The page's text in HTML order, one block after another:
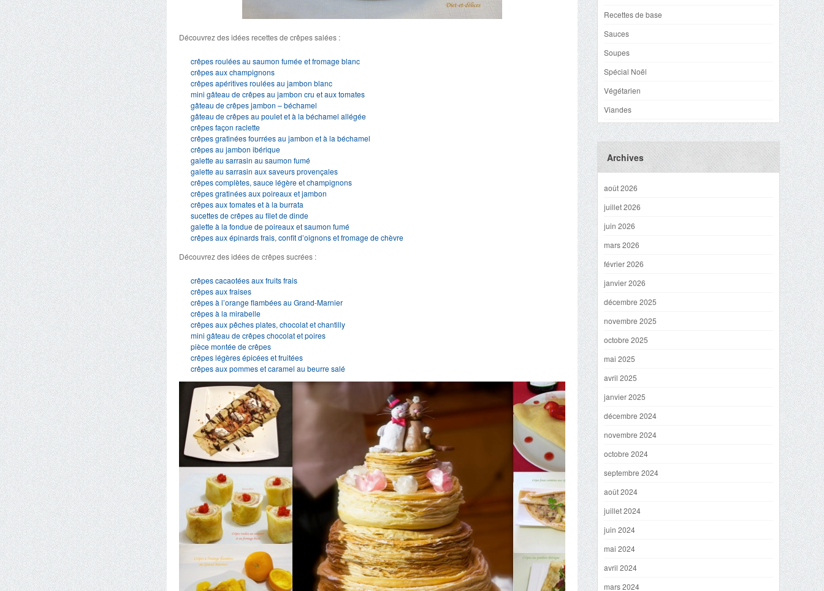
Découvrez des idées recettes de crêpes salées :
crêpes roulées au saumon fumée et fromage blanc
crêpes aux champignons
crêpes apéritives roulées au jambon blanc
mini gâteau de crêpes au jambon cru et aux tomates
gâteau de crêpes jambon – béchamel
gâteau de crêpes au poulet et à la béchamel allégée
crêpes façon raclette
crêpes gratinées fourrées au jambon et à la béchamel
crêpes au jambon ibérique
galette au sarrasin au saumon fumé
galette au sarrasin aux saveurs provençales
crêpes complètes, sauce légère et champignons
crêpes gratinées aux poireaux et jambon
crêpes aux tomates et à la burrata
sucettes de crêpes au filet de dinde
galette à la fondue de poireaux et saumon fumé
crêpes aux épinards frais, confit d’oignons et fromage de chèvre
Découvrez des idées de crêpes sucrées :
crêpes cacaotées aux fruits frais
crêpes aux fraises
crêpes à l’orange flambées au Grand-Marnier
crêpes à la mirabelle
crêpes aux pêches plates, chocolat et chantilly
mini gâteau de crêpes chocolat et poires
pièce montée de crêpes
crêpes légères épicées et fruitées
crêpes aux pommes et caramel au beurre salé
Recettes de base
Sauces
Soupes
Spécial Noël
Végétarien
Viandes
Archives
août 2026
juillet 2026
juin 2026
mars 2026
février 2026
janvier 2026
décembre 2025
novembre 2025
octobre 2025
mai 2025
avril 2025
janvier 2025
décembre 2024
novembre 2024
octobre 2024
septembre 2024
août 2024
juillet 2024
juin 2024
mai 2024
avril 2024
mars 2024